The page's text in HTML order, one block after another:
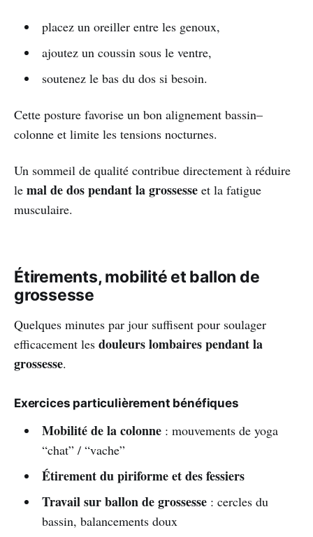
placez un oreiller entre les genoux,
ajoutez un coussin sous le ventre,
soutenez le bas du dos si besoin.
Cette posture favorise un bon alignement bassin–
colonne et limite les tensions nocturnes.
Un sommeil de qualité contribue directement à réduire
le mal de dos pendant la grossesse et la fatigue
musculaire.
Étirements, mobilité et ballon de
grossesse
Quelques minutes par jour suffisent pour soulager
efficacement les douleurs lombaires pendant la
grossesse.
Exercices particulièrement bénéfiques
Mobilité de la colonne: mouvements de yoga
“chat” / “vache”
Étirement du piriforme et des fessiers
Travail sur ballon de grossesse: cercles du
bassin, balancements doux